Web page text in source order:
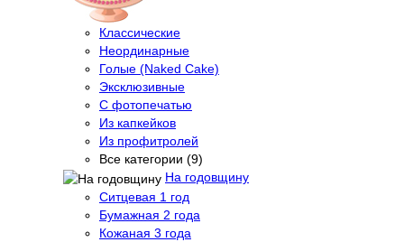
Классические
Неординарные
Голые (Naked Cake)
Эксклюзивные
С фотопечатью
Из капкейков
Из профитролей
Все категории (9)
На годовщину
Ситцевая 1 год
Бумажная 2 года
Кожаная 3 года